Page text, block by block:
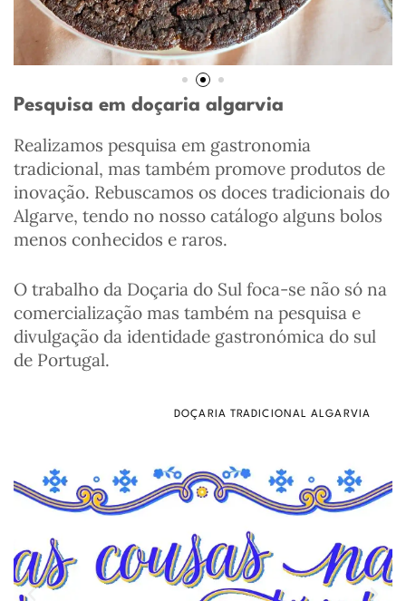
Pesquisa em doçaria algarvia
Realizamos pesquisa em gastronomia
tradicional, mas também promove produtos de
inovação. Rebuscamos os doces tradicionais do
Algarve, tendo no nosso catálogo alguns bolos
menos conhecidos e raros.
O trabalho da Doçaria do Sul foca-se não só na
comercialização mas também na pesquisa e
divulgação da identidade gastronómica do sul
de Portugal.
DOÇARIA TRADICIONAL ALGARVIA